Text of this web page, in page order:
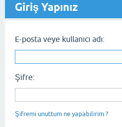
Giriş Yapınız
E-posta veye kullanıcı adı:
Şifre:
Şifremi unuttum ne yapabilirim ?